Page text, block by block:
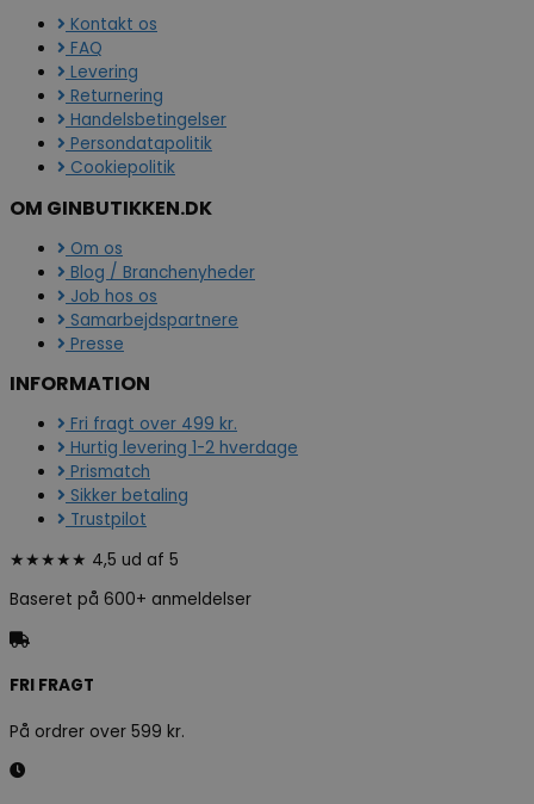
Kontakt os
FAQ
Levering
Returnering
Handelsbetingelser
Persondatapolitik
Cookiepolitik
OM GINBUTIKKEN.DK
Om os
Blog / Branchenyheder
Job hos os
Samarbejdspartnere
Presse
INFORMATION
Fri fragt over 499 kr.
Hurtig levering 1-2 hverdage
Prismatch
Sikker betaling
Trustpilot
★★★★★ 4,5 ud af 5
Baseret på 600+ anmeldelser
FRI FRAGT
På ordrer over 599 kr.